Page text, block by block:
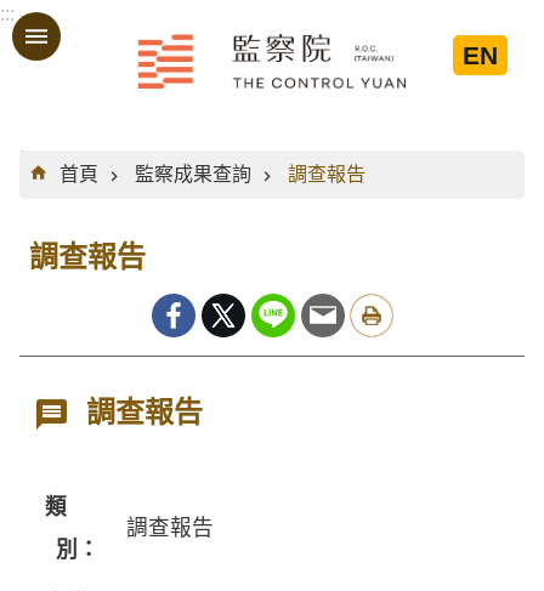
跳到主要內容區塊
:::
EN
:::
首頁
監察成果查詢 調查報告
調查報告
調查報告
類
別：
調查報告